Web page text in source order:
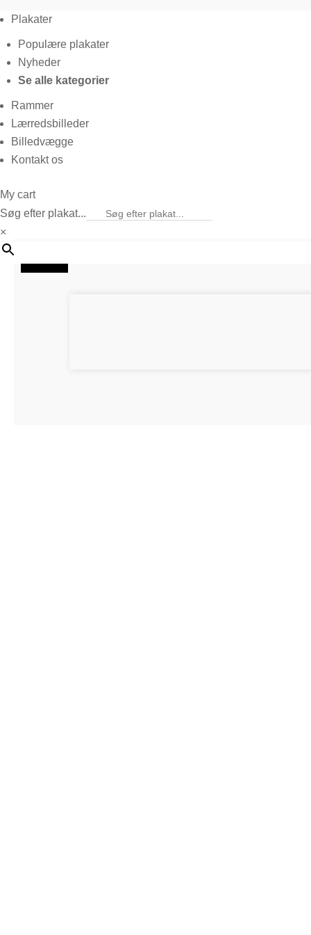
Plakater
Populære plakater
Nyheder
Se alle kategorier
Rammer
Lærredsbilleder
Billedvægge
Kontakt os
My cart
Søg efter plakat...
×